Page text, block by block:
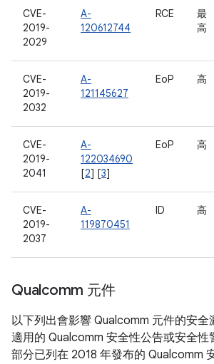
CVE-
2019-
2029
A-
120612744
RCE
最
高
CVE-
2019-
2032
A-
121145627
EoP 高
CVE-
2019-
2041
A-
122034690
[2] [3]
EoP 高
CVE-
2019-
2037
A-
119870451
ID 高
Qualcomm 元件
以下列出會影響 Qualcomm 元件的安全
適用的 Qualcomm 安全性公告或安全性
部分已列在 2018 年發布的 Qualcomm